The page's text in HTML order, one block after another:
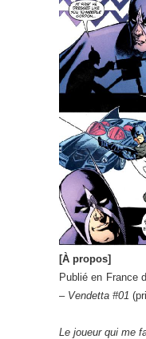
[À propos]
Publié en France
– Vendetta #01
Le joueur qui me